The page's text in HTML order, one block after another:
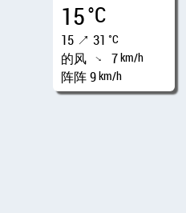
15°C
15 ↗ 31 °C
的风 ↑ 7km/h
阵阵 9km/h